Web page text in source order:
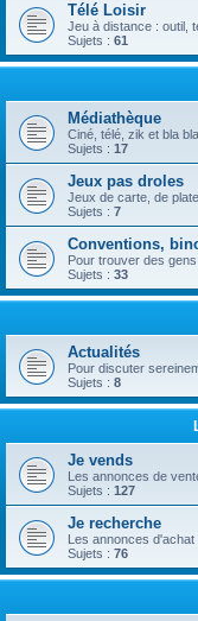
Télé Loisir
Jeu à distance : outil,
Sujets : 61
Médiathèque
Ciné, télé, zik et bla
Sujets : 17
Jeux pas droles
Jeux de carte, de
Sujets : 7
Conventions,
Pour trouver des
Sujets : 33
Actualités
Pour discuter
Sujets : 8
Je vends
Les annonces de
Sujets : 127
Je recherche
Les annonces d'achat
Sujets : 76